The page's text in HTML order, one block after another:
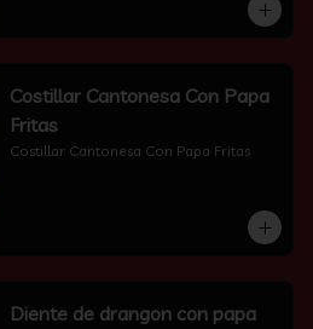
Costillar Cantonesa Con Papa
Fritas
Costillar Cantonesa Con Papa Fritas
Diente de drangon con papa